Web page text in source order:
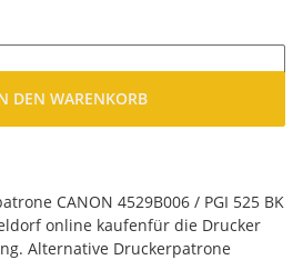
DEN WARENKORB
CANON 4529B006 / PGI 525 BK
online kaufenfür die Drucker
Alternative Druckerpatrone